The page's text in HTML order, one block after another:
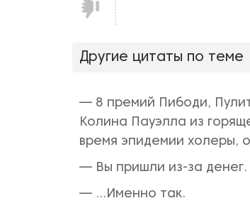
Не
нравится!
Другие цитаты по теме
— 8 премий Пибоди,
Колина Пауэлла из
время эпидемии холеры,
— Вы пришли из-за денег.
— …Именно так.